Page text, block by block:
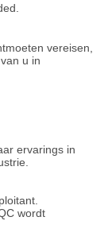
vereisen,
u in
ervarings in
wordt